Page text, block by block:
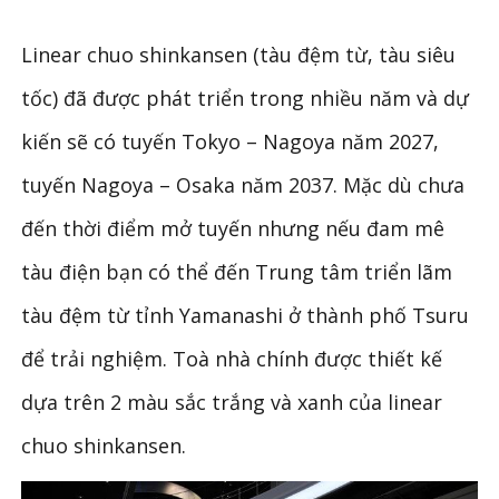
Linear chuo shinkansen (tàu đệm từ, tàu siêu
tốc) đã được phát triển trong nhiều năm và dự
kiến sẽ có tuyến Tokyo – Nagoya năm 2027,
tuyến Nagoya – Osaka năm 2037. Mặc dù chưa
đến thời điểm mở tuyến nhưng nếu đam mê
tàu điện bạn có thể đến Trung tâm triển lãm
tàu đệm từ tỉnh Yamanashi ở thành phố Tsuru
để trải nghiệm. Toà nhà chính được thiết kế
dựa trên 2 màu sắc trắng và xanh của linear
chuo shinkansen.